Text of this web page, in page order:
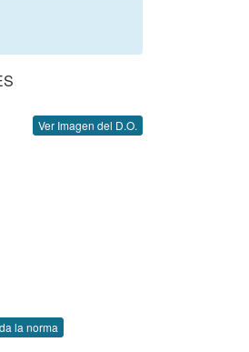
Ver Imagen del D.O.
la norma